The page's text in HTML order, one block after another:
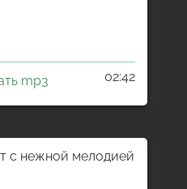
mp3 02:42
с нежной мелодией